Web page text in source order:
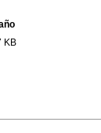
KB